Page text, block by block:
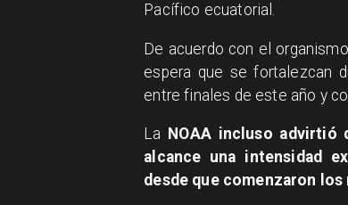
Pacífico ecuatorial.
De acuerdo con el
espera que se fortalezcan
entre finales de este año y
La NOAA incluso advirtió
alcance una intensidad
desde que comenzaron